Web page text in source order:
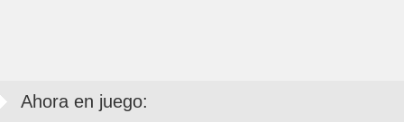
Ahora en juego: